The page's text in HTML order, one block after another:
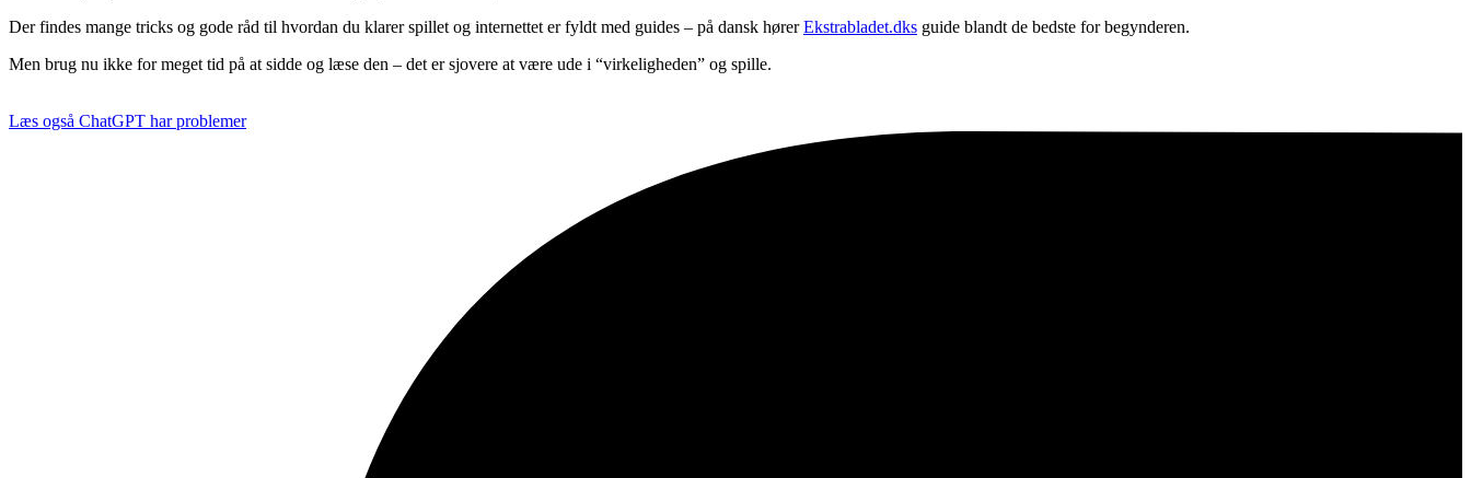
Der findes mange tricks og gode råd til hvordan du klarer spillet og internettet er fyldt med guides – på dansk hørerEkstrabladet.dks guide blandt de bedste for begynderen.
Men brug nu ikke for meget tid på at sidde og læse den – det er sjovere at være ude i “virkeligheden” og spille.
Læs også ChatGPT har problemer